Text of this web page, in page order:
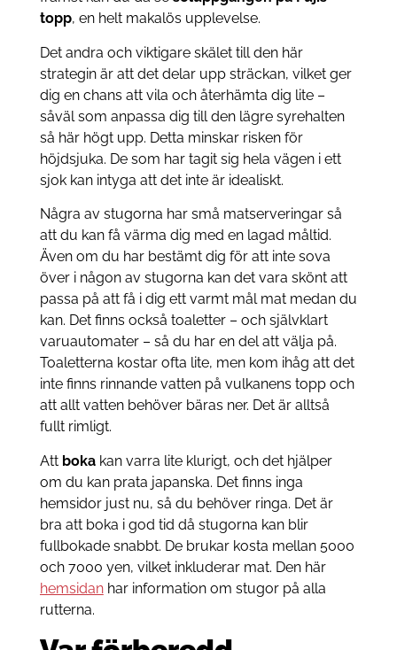
topp, en helt makalös upplevelse.
Det andra och viktigare skälet till den här
strategin är att det delar upp sträckan, vilket ger
dig en chans att vila och återhämta dig lite –
såväl som anpassa dig till den lägre syrehalten
så här högt upp. Detta minskar risken för
höjdsjuka. De som har tagit sig hela vägen i ett
sjok kan intyga att det inte är idealiskt.
Några av stugorna har små matserveringar så
att du kan få värma dig med en lagad måltid.
Även om du har bestämt dig för att inte sova
över i någon av stugorna kan det vara skönt att
passa på att få i dig ett varmt mål mat medan du
kan. Det finns också toaletter – och självklart
varuautomater – så du har en del att välja på.
Toaletterna kostar ofta lite, men kom ihåg att det
inte finns rinnande vatten på vulkanens topp och
att allt vatten behöver bäras ner. Det är alltså
fullt rimligt.
Att bokakan varra lite klurigt, och det hjälper
om du kan prata japanska. Det finns inga
hemsidor just nu, så du behöver ringa. Det är
bra att boka i god tid då stugorna kan blir
fullbokade snabbt. De brukar kosta mellan 5000
och 7000 yen, vilket inkluderar mat. Den här
hemsidanhar information om stugor på alla
rutterna.